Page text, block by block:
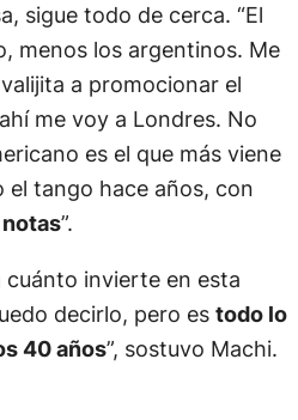
sigue todo de cerca. “El
menos los argentinos. Me
a promocionar el
me voy a Londres. No
es el que más viene
el tango hace años, con
”.
cuánto invierte en esta
decirlo, pero es todo lo
40 años”, sostuvo Machi.